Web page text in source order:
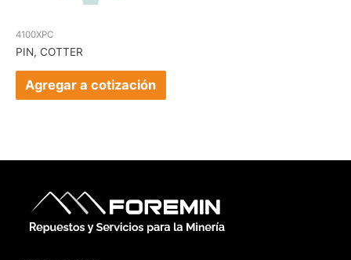
4100XPC
PIN, COTTER
Agregar a cotización